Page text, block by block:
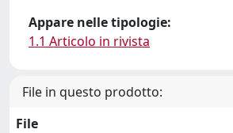
Appare nelle tipologie:
1.1 Articolo in rivista
File in questo prodotto:
File